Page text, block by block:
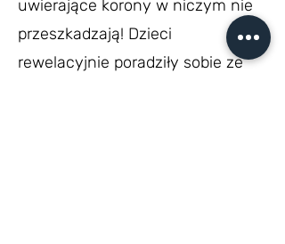
uwierające korony w niczym nie
przeszkadzają! Dzieci
rewelacyjnie poradziły sobie ze